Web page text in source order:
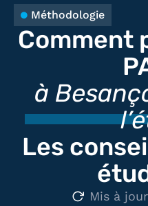
Méthodologie
Comment
à
Les
Mis à